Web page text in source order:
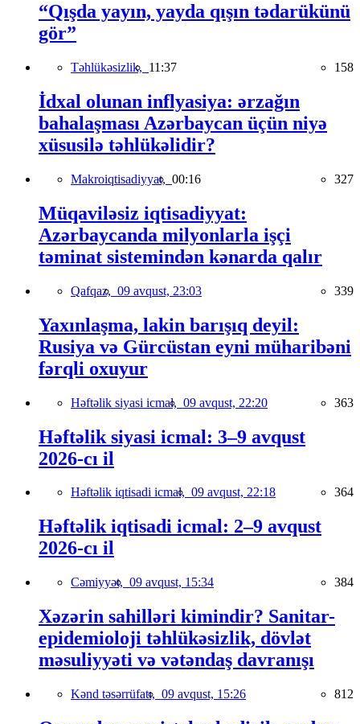
“Qışda yayın, yayda qışın tədarükünü
gör”
Təhlükəsizlik, 11:37 158
İdxal olunan inflyasiya: ərzağın
bahalaşması Azərbaycan üçün niyə
xüsusilə təhlükəlidir?
Makroiqtisadiyyat, 00:16 327
Müqaviləsiz iqtisadiyyat:
Azərbaycanda milyonlarla işçi
təminat sistemindən kənarda qalır
Qafqaz, 09 avqust, 23:03 339
Yaxınlaşma, lakin barışıq deyil:
Rusiya və Gürcüstan eyni müharibəni
fərqli oxuyur
Həftəlik siyasi icmal, 09 avqust, 22:20 363
Həftəlik siyasi icmal: 3–9 avqust
2026-cı il
Həftəlik iqtisadi icmal, 09 avqust, 22:18 364
Həftəlik iqtisadi icmal: 2–9 avqust
2026-cı il
Cəmiyyət, 09 avqust, 15:34 384
Xəzərin sahilləri kimindir? Sanitar-
epidemioloji təhlükəsizlik, dövlət
məsuliyyəti və vətəndaş davranışı
Kənd təsərrüfatı, 09 avqust, 15:26 812